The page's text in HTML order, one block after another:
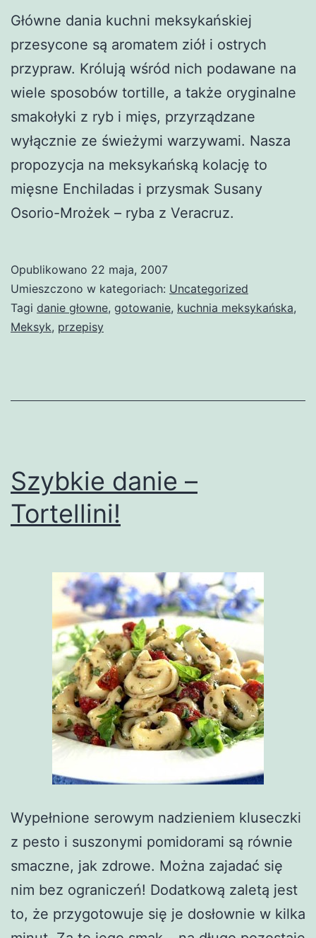
Główne dania kuchni meksykańskiej
przesycone są aromatem ziół i ostrych
przypraw. Królują wśród nich podawane na
wiele sposobów tortille, a także oryginalne
smakołyki z ryb i mięs, przyrządzane
wyłącznie ze świeżymi warzywami. Nasza
propozycja na meksykańską kolację to
mięsne Enchiladas i przysmak Susany
Osorio-Mrożek – ryba z Veracruz.
Opublikowano 22 maja, 2007
Umieszczono w kategoriach: Uncategorized
Tagi danie głowne, gotowanie, kuchnia meksykańska,
Meksyk, przepisy
Szybkie danie –
Tortellini!
Wypełnione serowym nadzieniem kluseczki
z pesto i suszonymi pomidorami są równie
smaczne, jak zdrowe. Można zajadać się
nim bez ograniczeń! Dodatkową zaletą jest
to, że przygotowuje się je dosłownie w kilka